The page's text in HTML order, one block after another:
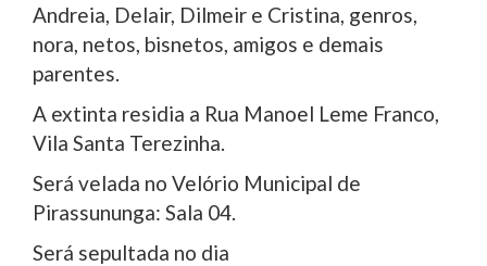
Andreia, Delair, Dilmeir e Cristina, genros,
nora, netos, bisnetos, amigos e demais
parentes.
A extinta residia a Rua Manoel Leme Franco,
Vila Santa Terezinha.
Será velada no Velório Municipal de
Pirassununga: Sala 04.
Será sepultada no dia